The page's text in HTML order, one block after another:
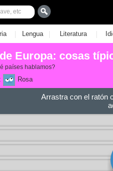
| Lengua | Literatura |
Europa: cosas
países hablamos?
Rosa
Arrastra con el ratón